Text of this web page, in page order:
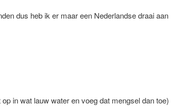
dus heb ik er maar een Nederlandse draai aan
in wat lauw water en voeg dat mengsel dan toe)